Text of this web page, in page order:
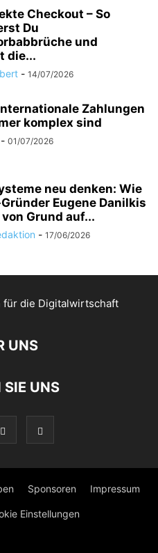
Checkout – So
Du
und
die...
- 14/07/2026
Zahlungen
komplex sind
- 01/07/2026
neu denken: Wie
Eugene Danilkis
Grund auf...
- 17/06/2026
UNS
SIE UNS
Sponsoren Impressum
Einstellungen